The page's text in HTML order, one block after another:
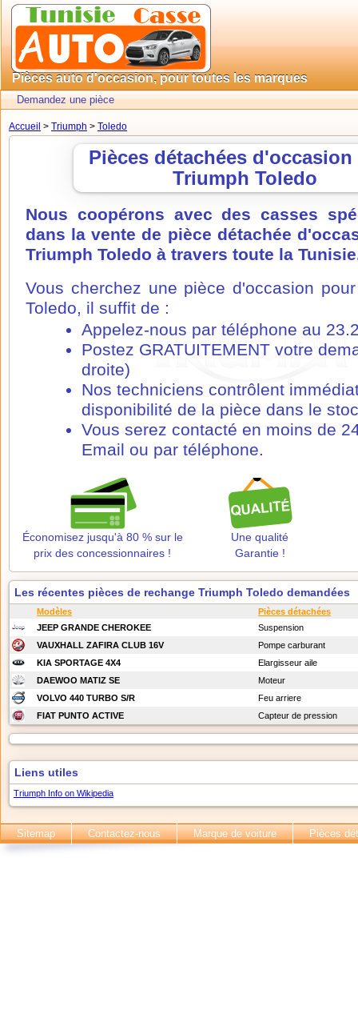
Pièces auto d'occasion, pour toutes les marques
Demandez une pièce
Accueil > Triumph > Toledo
Pièces détachées
Triumph Toledo
Nous coopérons avec des casses
dans la vente de pièce détachée
Triumph Toledo à travers toute la
Vous cherchez une pièce d'occasion
Toledo, il suffit de :
Appelez-nous par téléphone au
Postez GRATUITEMENT votre
droite)
Nos techniciens contrôlent
disponibilité de la pièce dans le
Vous serez contacté en moins de
Email ou par téléphone.
Économisez jusqu'à 80 % sur le
prix des concessionnaires !
Une qualité
Garantie !
Les récentes pièces de rechange Triumph Toledo demandées
Modèles
Pièces détachées
JEEP GRANDE CHEROKEE
Suspension
VAUXHALL ZAFIRA CLUB 16V
Pompe carburant
KIA SPORTAGE 4X4
Elargisseur aile
DAEWOO MATIZ SE
Moteur
VOLVO 440 TURBO S/R
Feu arriere
FIAT PUNTO ACTIVE
Capteur de pression
Liens utiles
Triumph Info on Wikipedia
Sitemap Contactez-nous Marque de voiture Pièces